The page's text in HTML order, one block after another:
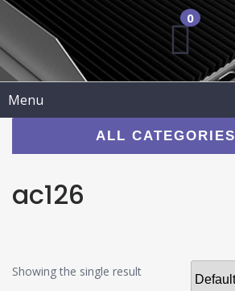
0
Menu
ALL CATEGORIES
ac126
Showing the single result